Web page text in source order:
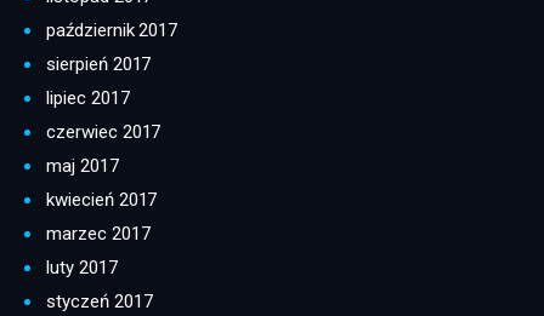
październik 2017
sierpień 2017
lipiec 2017
czerwiec 2017
maj 2017
kwiecień 2017
marzec 2017
luty 2017
styczeń 2017